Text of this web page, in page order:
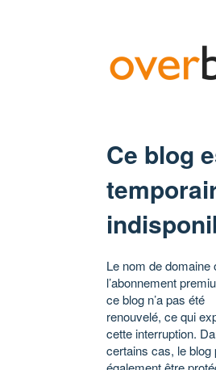
Ce blog
Le nom de domaine
l’abonnement
ce blog n’a pas été
renouvelé, ce qui
cette interruption.
certains cas, le blog